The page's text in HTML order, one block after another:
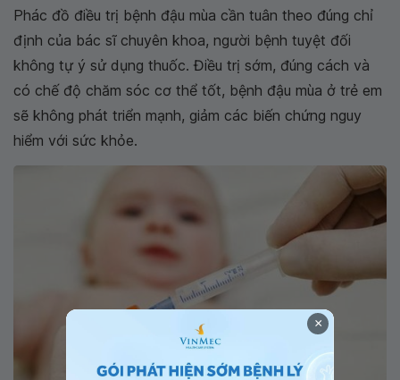
Phác đồ điều trị bệnh đậu mùa cần tuân theo đúng chỉ
định của bác sĩ chuyên khoa, người bệnh tuyệt đối
không tự ý sử dụng thuốc. Điều trị sớm, đúng cách và
có chế độ chăm sóc cơ thể tốt, bệnh đậu mùa ở trẻ em
sẽ không phát triển mạnh, giảm các biến chứng nguy
hiểm với sức khỏe.
×